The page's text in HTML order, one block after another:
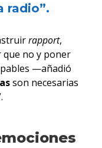
radio”.
rapport,
no y poner
—añadió
son necesarias